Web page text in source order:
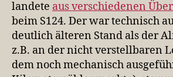
landete aus verschiedenen
beim S124. Der war technisch
deutlich älteren Stand als der
z.B. an der nicht verstellbaren
dem noch mechanisch